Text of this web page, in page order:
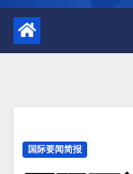
国际要闻简报